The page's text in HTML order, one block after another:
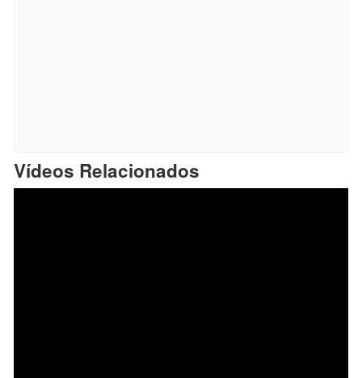
Vídeos Relacionados